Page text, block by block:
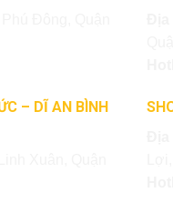
– DĨ AN BÌNH